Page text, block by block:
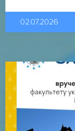
02.07.2026